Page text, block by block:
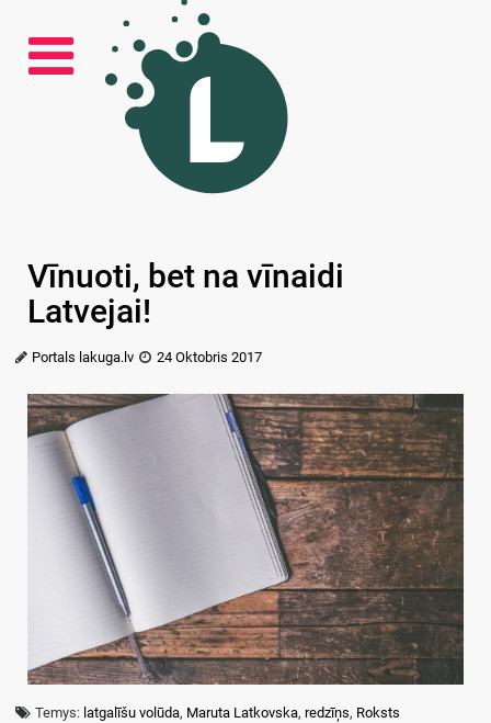
Vīnuoti, bet na vīnaidi
Latvejai!
Portals lakuga.lv 24 Oktobris 2017
Temys: latgalīšu volūda, Maruta Latkovska,redzīņs, Roksts